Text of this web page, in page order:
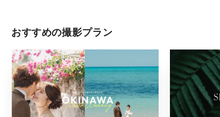
おすすめの撮影プラン